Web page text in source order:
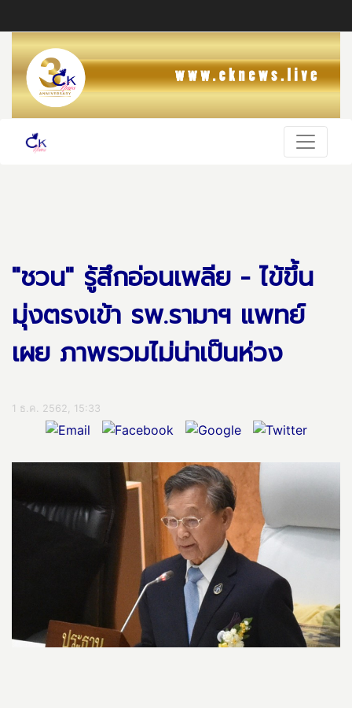
"ชวน" รู้สึกอ่อนเพลีย - ไข้ขึ้น
มุ่งตรงเข้า รพ.รามาฯ แพทย์
เผย ภาพรวมไม่น่าเป็นห่วง
1 ธ.ค. 2562, 15:33